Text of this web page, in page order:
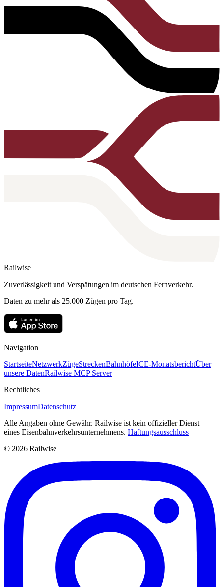
Railwise
Zuverlässigkeit und Verspätungen im deutschen Fernverkehr.
Daten zu mehr als 25.000 Zügen pro Tag.
Navigation
StartseiteNetzwerkZügeStreckenBahnhöfeICE-MonatsberichtÜber
unsere DatenRailwise MCP Server
Rechtliches
ImpressumDatenschutz
Alle Angaben ohne Gewähr. Railwise ist kein offizieller Dienst
eines Eisenbahnverkehrsunternehmens. Haftungsausschluss
© 2026 Railwise